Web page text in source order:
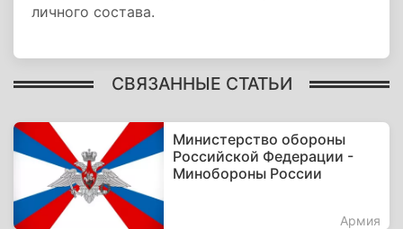
личного состава.
СВЯЗАННЫЕ СТАТЬИ
Министерство обороны
Российской Федерации -
Минобороны России
Армия